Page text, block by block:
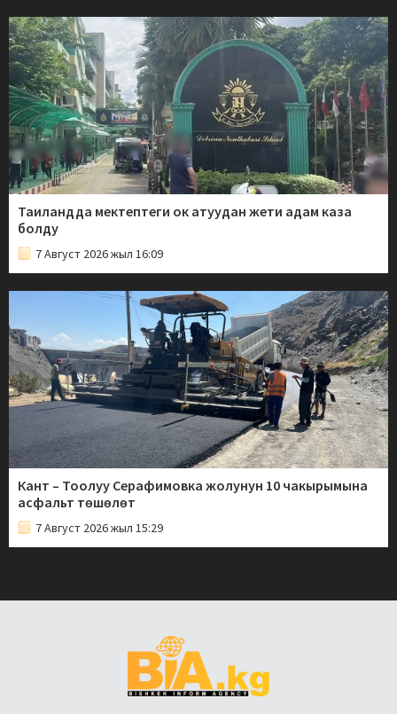
Таиландда мектептеги ок атуудан жети адам каза
болду
7 Август 2026 жыл 16:09
Кант – Тоолуу Серафимовка жолунун 10 чакырымына
асфальт төшөлөт
7 Август 2026 жыл 15:29